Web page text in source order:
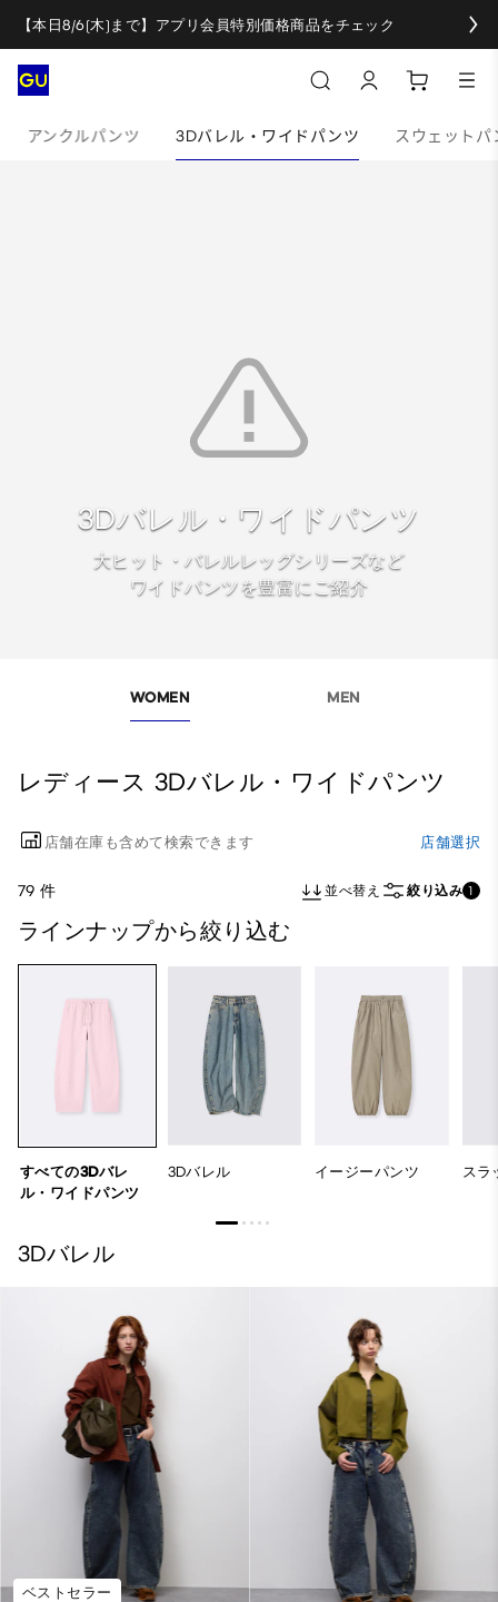
【本日8/6(木)まで】アプリ会員特別価格商品をチェック
アンクルパンツ 3Dバレル・ワイドパンツ スウェットパ
3Dバレル・ワイドパンツ
大ヒット・バレルレッグシリーズなど
ワイドパンツを豊富にご紹介
WOMEN MEN
レディース 3Dバレル・ワイドパンツ
店舗在庫も含めて検索できます 店舗選択
79 件 並べ替え 絞り込み 1
ラインナップから絞り込む
すべての3Dバレ
ル・ワイドパンツ
3Dバレル イージーパンツ スラ
3Dバレル
ベストセラー